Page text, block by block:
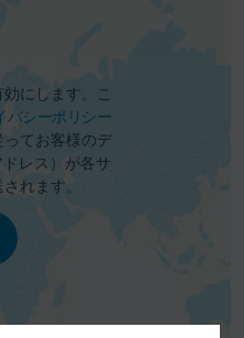
にします。こ
バシーポリシー
てお客様のデ
レス）が各サ
れます。